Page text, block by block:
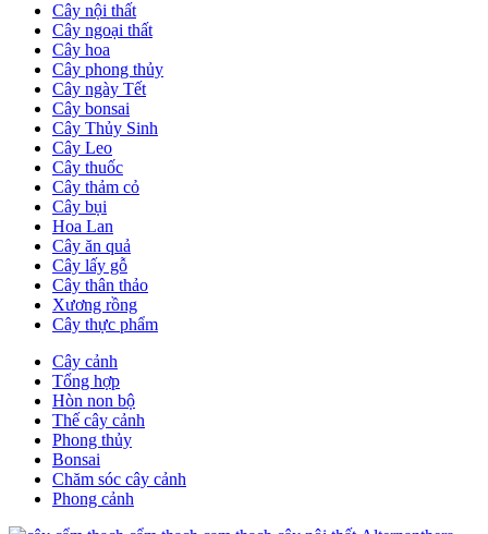
Cây nội thất
Cây ngoại thất
Cây hoa
Cây phong thủy
Cây ngày Tết
Cây bonsai
Cây Thủy Sinh
Cây Leo
Cây thuốc
Cây thảm cỏ
Cây bụi
Hoa Lan
Cây ăn quả
Cây lấy gỗ
Cây thân thảo
Xương rồng
Cây thực phẩm
Cây cảnh
Tổng hợp
Hòn non bộ
Thế cây cảnh
Phong thủy
Bonsai
Chăm sóc cây cảnh
Phong cảnh